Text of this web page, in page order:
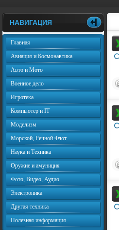
НАВИГАЦИЯ
Главная
Авиация и Космонавтика
Авто и Мото
Военное дело
Игротека
Компьютер и IT
Моделизм
Морской, Речной Флот
Наука и Техника
Оружие и амуниция
Фото, Видео, Аудио
Электроника
Другая техника
Полезная информация